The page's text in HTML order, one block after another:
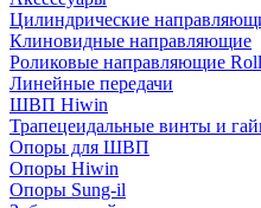
Цилиндрические
Клиновидные направляющие
Роликовые направляющие
Линейные передачи
ШВП Hiwin
Трапецеидальные винты и
Опоры для ШВП
Опоры Hiwin
Опоры Sung-il